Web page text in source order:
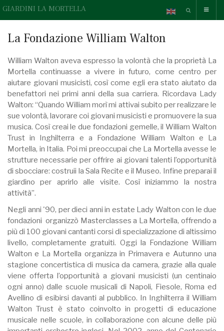
GIARDINI LA MORTELLA
La Fondazione William Walton
William Walton aveva espresso la volontà che la proprietà La
Mortella continuasse a vivere in futuro, come centro per
aiutare giovani musicisti, così come egli era stato aiutato da
benefattori nei primi anni della sua carriera. Ricordava Lady
Walton: “Quando William morì mi attivai subito per realizzare le
sue volontà, lavorare coi giovani musicisti e promuovere la sua
musica. Così creai le due fondazioni gemelle, il William Walton
Trust in Inghilterra e a Fondazione William Walton e La
Mortella, in Italia. Poi mi preoccupai che La Mortella avesse le
strutture necessarie per offrire ai giovani talenti l’opportunità
di sbocciare: costruii la Sala Recite e il Museo. Infine preparai il
giardino per aprirlo alle visite. Così iniziammo la nostra
attività”.
Negli anni '90, per dieci anni in estate Lady Walton con le due
fondazioni organizzò Masterclasses a La Mortella, offrendo a
più di 100 giovani cantanti corsi di specializzazione di altissimo
livello, completamente gratuiti. Oggi la Fondazione William
Walton e La Mortella organizza in Primavera e Autunno una
stagione concertistica di musica da camera, grazie alla quale
viene offerta l’opportunità a giovani musicisti (un centinaio
ogni anno) dalle scuole musicali di Napoli, Fiesole, Roma ed
Avellino di esibirsi davanti al pubblico. In Inghilterra il William
Walton Trust è stato coinvolto in progetti di educazione
musicale nelle scuole, in collaborazione con alcune delle più